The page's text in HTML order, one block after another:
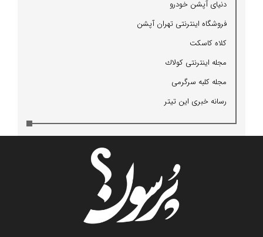
دنیای آپشن خودرو
فروشگاه اینترنتی تهران آپشن
كلاه كاسكت
مجله اینترنتی كولاك
مجله كلبه سرگرمی
رسانه خبری این تیتر